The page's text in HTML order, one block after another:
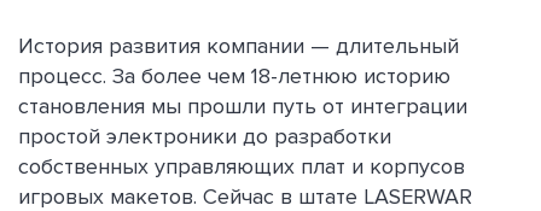
История развития компании — длительный
процесс. За более чем 18-летнюю историю
становления мы прошли путь от интеграции
простой электроники до разработки
собственных управляющих плат и корпусов
игровых макетов. Сейчас в штате LASERWAR